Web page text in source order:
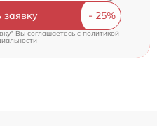
заявку
Вы соглашаетесь cполитикой